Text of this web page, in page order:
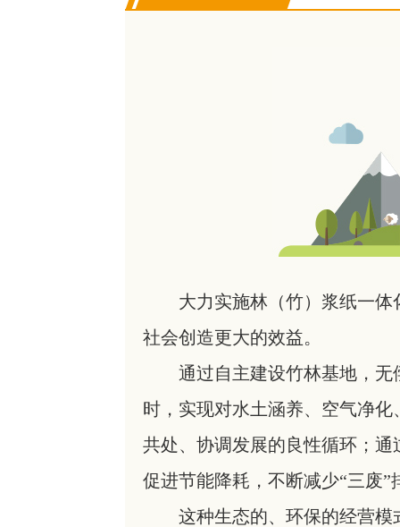
大力实施林（竹）浆纸一
社会创造更大的效益。
通过自主建设竹林基地，
时，实现对水土涵养、空气净
共处、协调发展的良性循环；
促进节能降耗，不断减少“三废
这种生态的、环保的经营